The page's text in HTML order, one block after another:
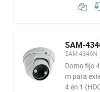
SAM-
SAM-4346N
Domo fijo
m para
4 en 1